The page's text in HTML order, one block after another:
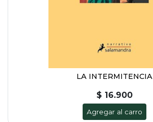
LA INTERMITENCIA
$ 16.900
Agregar al carro